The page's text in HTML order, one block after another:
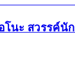
โนะ สวรรค์